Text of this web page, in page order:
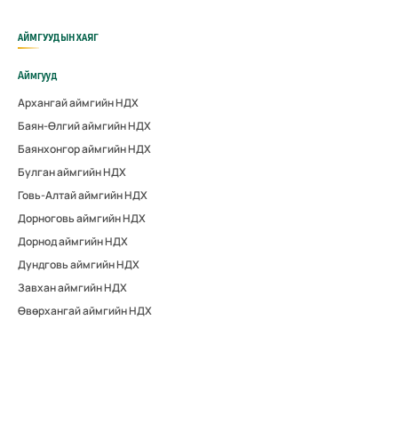
АЙМГУУДЫН ХАЯГ
Аймгууд
Архангай аймгийн НДХ
Баян-Өлгий аймгийн НДХ
Баянхонгор аймгийн НДХ
Булган аймгийн НДХ
Говь-Алтай аймгийн НДХ
Дорноговь аймгийн НДХ
Дорнод аймгийн НДХ
Дундговь аймгийн НДХ
Завхан аймгийн НДХ
Өвөрхангай аймгийн НДХ